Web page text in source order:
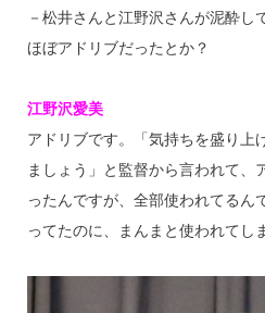
－松井さんと江野沢さんが泥酔し
ほぼアドリブだったとか？
江野沢愛美
アドリブです。「気持ちを盛り上
ましょう」と監督から言われて、
ったんですが、全部使われてるん
ってたのに、まんまと使われてし